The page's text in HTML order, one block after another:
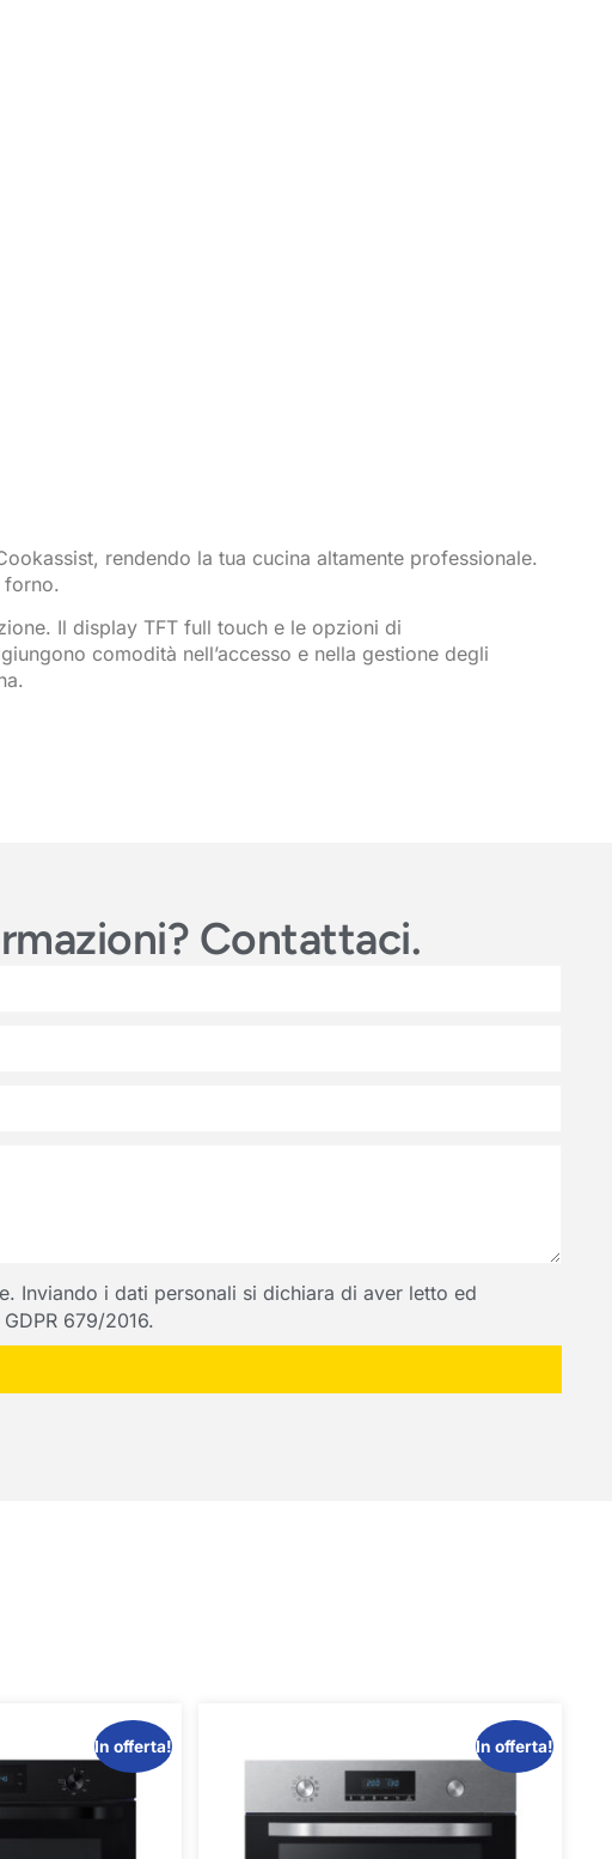
rendendo la tua cucina altamente professionale.
forno.
Il display TFT full touch e le opzioni di
comodità nell’accesso e nella gestione degli
Contattaci.
Inviando i dati personali si dichiara di aver letto ed
679/2016.
In offerta! In offerta!